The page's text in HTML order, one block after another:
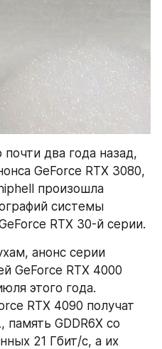
два года назад,
GeForce RTX 3080,
произошла
системы
RTX 30-й серии.
анонс серии
GeForce RTX 4000
этого года.
RTX 4090 получат
память GDDR6X со
21 Гбит/с, а их